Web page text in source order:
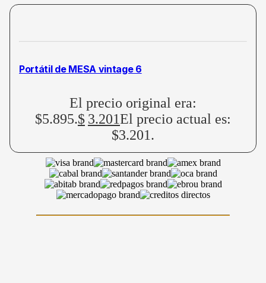
Portátil de MESA vintage 6
El precio original era:
$5.895.$ 3.201El precio actual es:
$3.201.